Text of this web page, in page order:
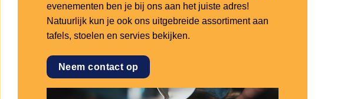
evenementen ben je bij ons aan het juiste adres!
Natuurlijk kun je ook ons uitgebreide assortiment aan
tafels, stoelen en servies bekijken.
Neem contact op